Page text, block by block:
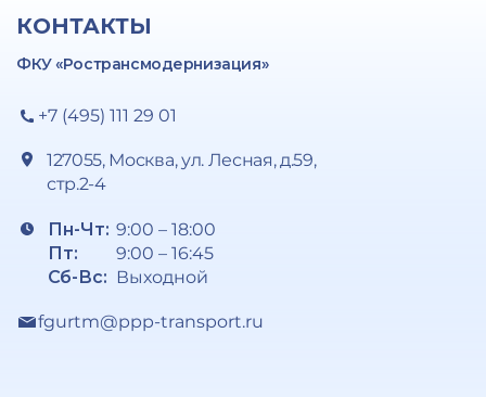
КОНТАКТЫ
ФКУ «Ространсмодернизация»
+7 (495) 111 29 01
127055, Москва, ул. Лесная, д.59,
стр.2-4
Пн-Чт:
Пт:
Сб-Вс:
9:00 – 18:00
9:00 – 16:45
Выходной
fgurtm@ppp-transport.ru